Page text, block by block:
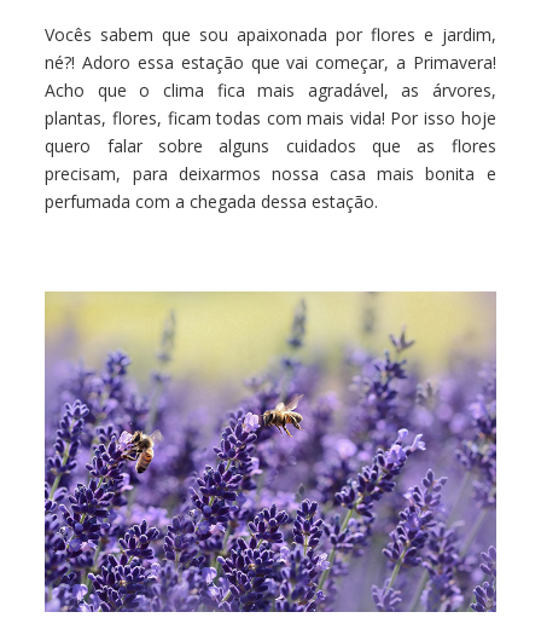
Vocês sabem que sou apaixonada por flores e jardim,
né?! Adoro essa estação que vai começar, a Primavera!
Acho que o clima fica mais agradável, as árvores,
plantas, flores, ficam todas com mais vida! Por isso hoje
quero falar sobre alguns cuidados que as flores
precisam, para deixarmos nossa casa mais bonita e
perfumada com a chegada dessa estação.